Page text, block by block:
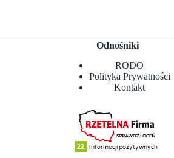
Odnośniki
RODO
Polityka Prywatności
Kontakt